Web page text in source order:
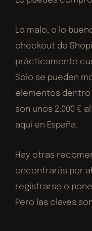
Lo malo, o lo
checkout de
prácticamente
Solo se pueden
elementos
son unos 2.000 €
aquí en España.
Hay otras
encontrarás por
registrarse o
Pero las claves